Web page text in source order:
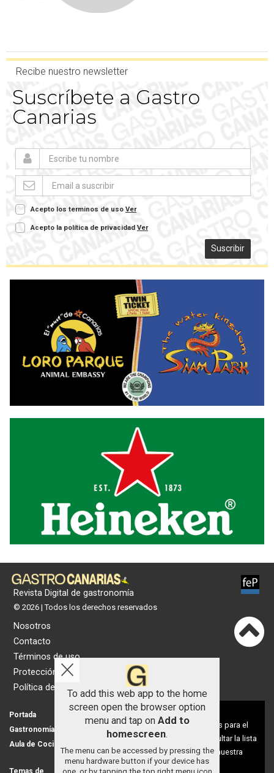
Recibe nuestro newsletter
Suscríbete a Gastro
Canarias
Acepto los terminos de uso Ver
Acepto la política de privacidad Ver
Suscribir
Revista Digital de gastronomía
© 2026 | Todos los derechos reservados
Nosotros
Contacto
Términos de uso
Protección de datos
Política de cookies
Portada
Actualidad
Gastronomía
Aula de Cocina
Aviso sobre el Uso de cookies:
Utilizamos cookies nuestras y de terceros para el
funcionamiento del digital. Puedes consultar la lista
de cookies y como desconectarlas. Ver nuestra
Política de Privacidad y Cookies
To add this web app to the home
screen open the browser option
menu and tap on Add to
homescreen.
The menu can be accessed by pressing the
menu hardware button if your device has